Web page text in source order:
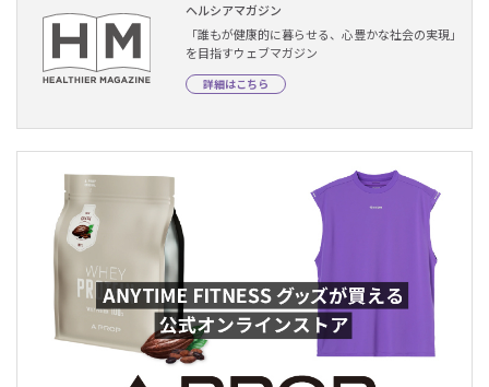
ヘルシアマガジン
「誰もが健康的に暮らせる、心豊かな社会の実現」
を目指すウェブマガジン
詳細はこちら